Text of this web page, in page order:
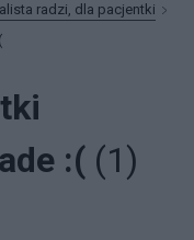
radzi, dla pacjentki
:( (1)